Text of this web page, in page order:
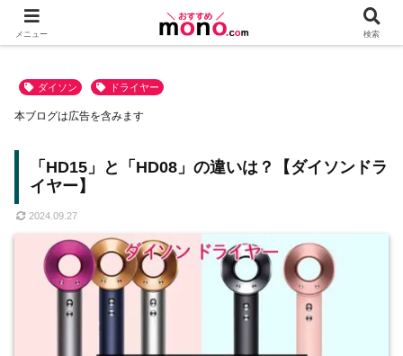
ダイソン ドライヤー
「HD15」と「HD08」の違いは？【ダイソンドラ
イヤー】
2024.09.27
本ブログは広告を含みます
メニュー 検索